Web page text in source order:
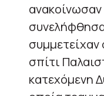
ανακοίνωσαν
συμμετείχαν
σπίτι
κατεχόμενη